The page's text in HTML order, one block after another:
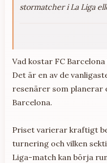
stormatcher i La Liga
Vad kostar FC
Det är en av de
resenärer som planerar
Barcelona.
Priset varierar kraftigt
turnering och vilken
Liga-match kan börja